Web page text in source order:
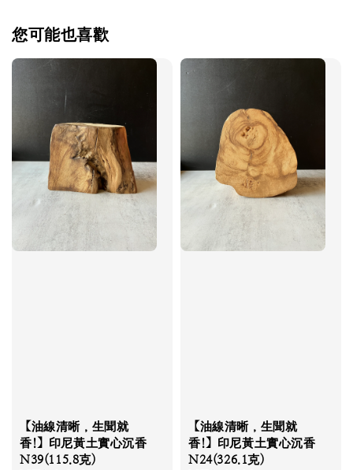
您可能也喜歡
【油線清晰，生聞就
香!】印尼黃土實心沉香
N39(115.8克)
【油線清晰，生聞就
香!】印尼黃土實心沉香
N24(326.1克)